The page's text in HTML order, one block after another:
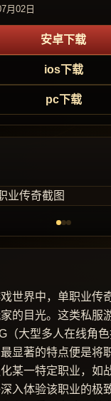
月02日
安卓下载
ios下载
pc下载
世界中，单职业传
的目光。这类私服
（大型多人在线角
显著的特点便是将
某一特定职业，如
入体验该职业的极